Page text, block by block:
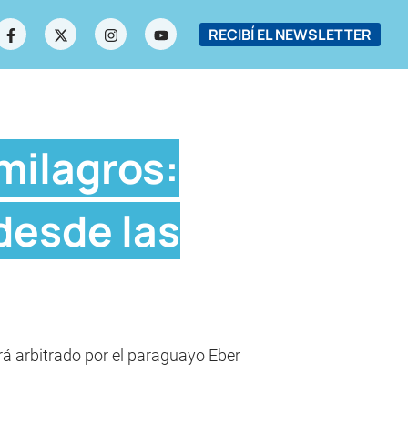
RECIBÍ EL NEWSLETTER
las
arbitrado por el paraguayo Eber